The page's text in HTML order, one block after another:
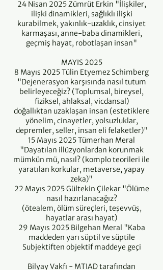
24 Nisan 2025 Zümrüt Erkin "İlişkiler,
ilişki dinamikleri, sağlıklı ilişki
kurabilmek, yakınlık-uzaklık, cinsiyet
karmaşası, anne-baba dinamikleri,
geçmiş hayat, robotlaşan insan"
MAYIS 2025
8 Mayıs 2025 Tülin Etyemez Schimberg
"Dejenerasyon karşısında nasıl tutum
belirleyeceğiz? (Toplumsal, bireysel,
fiziksel, ahlaksal, vicdansal)
doğallıktan uzaklaşan insan (estetiklere
yönelim, cinayetler, yolsuzluklar,
depremler, seller, insan eli felaketler)"
15 Mayıs 2025 Tümerhan Meral
"Dayatılan illüzyonlardan korunmak
mümkün mü, nasıl? (komplo teorileri ile
yaratılan korkular, metaverse, yapay
zeka)"
22 Mayıs 2025 Gültekin Çilekar "Ölüme
nasıl hazırlanacağız?
(ötealem, ölüm süreçleri, teşevvüş,
hayatlar arası hayat)
29 Mayıs 2025 Bilgehan Meral "Kaba
maddeden yarı süptil ve süptile
Subjektiften objektif maddeye geçi
Bilyay Vakfı - MTIAD tarafından